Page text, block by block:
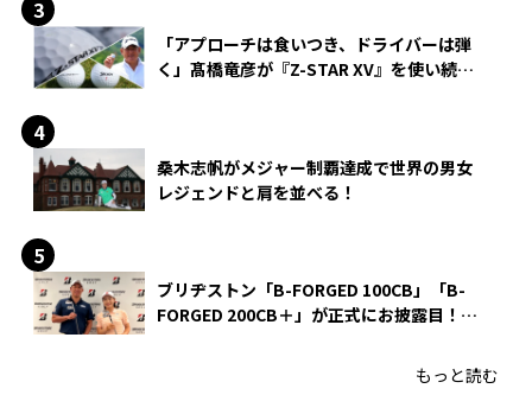
「アプローチは食いつき、ドライバーは弾
く」髙橋竜彦が『Z-STAR XV』を使い続け
桑木志帆がメジャー制覇達成で世界の男女
レジェンドと肩を並べる！
ブリヂストン「B-FORGED 100CB」「B-
FORGED 200CB＋」が正式にお披露目！
もっと読む